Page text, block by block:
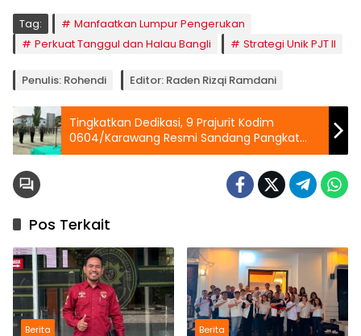
Tag:
Manfaatkan Lumpur Pengerukan
Perkuat Tanggul dan Halau Bangli
Strategi Unik PJT II
Penulis: Rohendi Editor: Raden Rizqi Ramdani
Tingkatkan Dedikasi, 9 Prajurit Kodim
0604/Karawang Resmi Sandang Pangkat
Baru
Pos Terkait
Berita Berita